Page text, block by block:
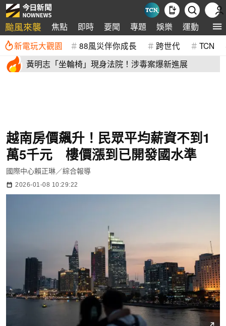
颱風來襲 焦點 即時 要聞 專題 娛樂 運動 全球
新電玩大觀園 88風災伴你成長 跨世代 TCN
黃明志「坐輪椅」現身法院！涉毒案爆新進展
越南房價飆升！民眾平均薪資不到1
萬5千元 樓價漲到已開發國水準
國際中心賴正琳／綜合報導
2026-01-08 10:29:22